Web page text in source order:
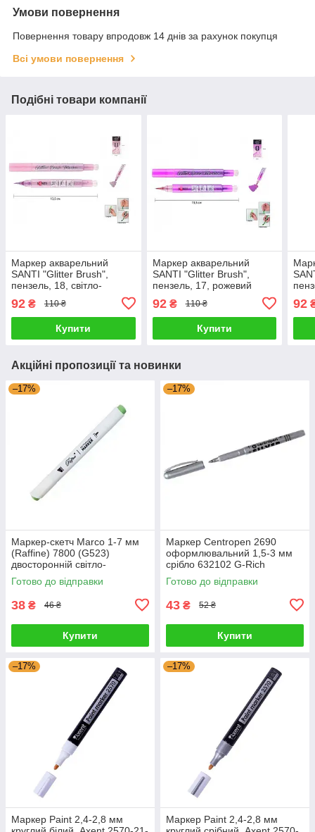
Умови повернення
Повернення товару впродовж 14 днів за рахунок покупця
Всі умови повернення
Подібні товари компанії
Маркер акварельний
SANTI "Glitter Brush",
пензель, 18, світло-
92 ₴ 110 ₴
Купити
Маркер акварельний
SANTI "Glitter Brush",
пензель, 17, рожевий
вінтажний 390766 G-Rich
92₴ 110 ₴
Купити
92
Акційні пропозиції та новинки
–17%
Маркер-скетч Marco 1-7 мм
(Raffine) 7800 (G523)
двосторонній світло-
оливковий 622816 G-Rich
Готово до відправки
38 ₴ 46 ₴
Купити
–17%
Маркер Centropen 2690
оформлювальний 1,5-3 мм
срібло 632102 G-Rich
Готово до відправки
43 ₴ 52 ₴
Купити
–17%
Маркер Paint 2,4-2,8 мм
–17%
Маркер Paint 2,4-2,8 мм